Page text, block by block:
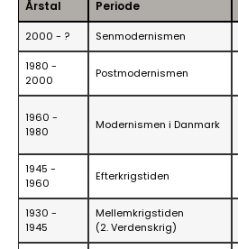
Årstal Periode
2000 - ? Senmodernismen
1980 -
2000
Postmodernismen
1960 -
1980
Modernismen i Danmark
1945 -
1960
Efterkrigstiden
1930 -
1945
Mellemkrigstiden
(2. Verdenskrig)